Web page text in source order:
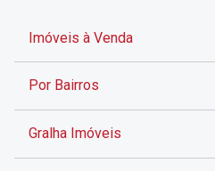
Imóveis à Venda
Por Bairros
Gralha Imóveis